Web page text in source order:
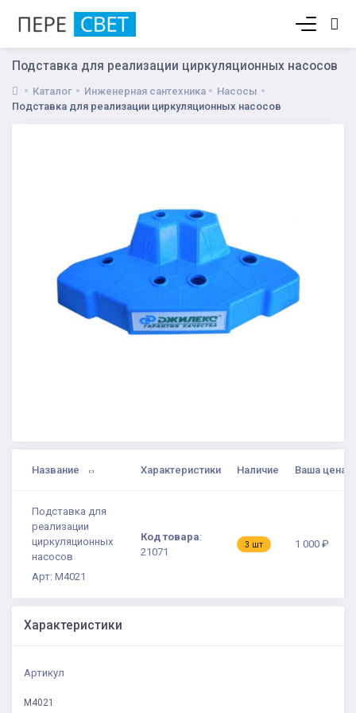
Подставка для реализации циркуляционных насосов
Каталог Инженерная сантехника
Насосы
Подставка для реализации циркуляционных насосов
Название Характеристики Наличие Ваша цена
Подставка для
реализации
циркуляционных
насосов
Арт: М4021
Код товара:
21071
3 шт 1 000 ₽
Характеристики
Артикул
М4021